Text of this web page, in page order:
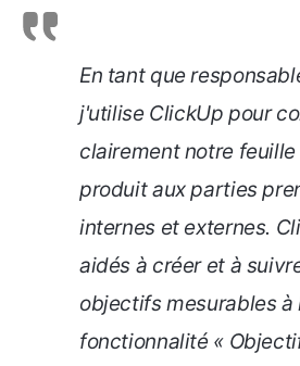
En tant que
j'utilise ClickUp pour
clairement notre
produit aux parties
internes et externes.
aidés à créer et à
objectifs mesurables à
fonctionnalité «